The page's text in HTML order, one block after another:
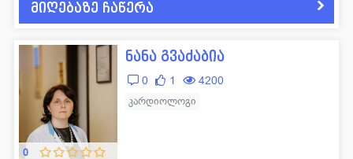
მიღებაზე ჩაწერა
0
ნანა გვაძაბია
0 1 4200
კარდიოლოგი